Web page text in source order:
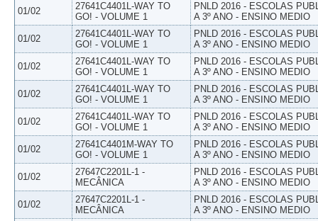
01/02
27641C4401L-WAY TO
GO! - VOLUME 1
PNLD 2016 - ESCOLAS
A 3º ANO - ENSINO MEDIO
01/02
27641C4401L-WAY TO
GO! - VOLUME 1
PNLD 2016 - ESCOLAS
A 3º ANO - ENSINO MEDIO
01/02
27641C4401L-WAY TO
GO! - VOLUME 1
PNLD 2016 - ESCOLAS
A 3º ANO - ENSINO MEDIO
01/02
27641C4401L-WAY TO
GO! - VOLUME 1
PNLD 2016 - ESCOLAS
A 3º ANO - ENSINO MEDIO
01/02
27641C4401L-WAY TO
GO! - VOLUME 1
PNLD 2016 - ESCOLAS
A 3º ANO - ENSINO MEDIO
01/02
27641C4401M-WAY TO
GO! - VOLUME 1
PNLD 2016 - ESCOLAS
A 3º ANO - ENSINO MEDIO
01/02
27647C2201L-1 -
MECÂNICA
PNLD 2016 - ESCOLAS
A 3º ANO - ENSINO MEDIO
01/02
27647C2201L-1 -
MECÂNICA
PNLD 2016 - ESCOLAS
A 3º ANO - ENSINO MEDIO